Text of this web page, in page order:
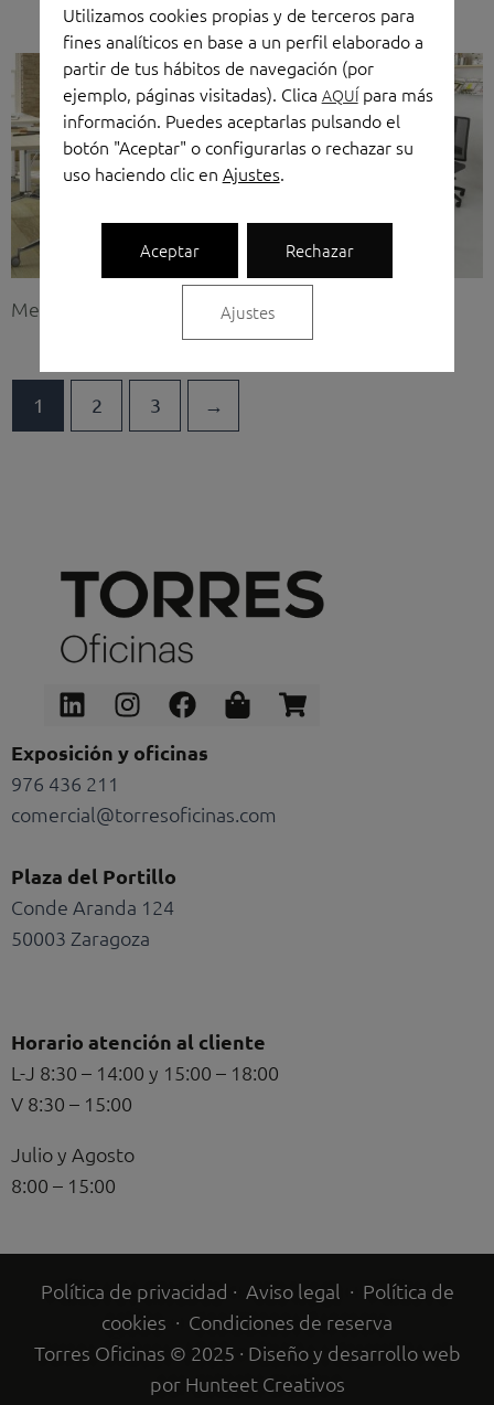
Mesa colectividades Net Mesa de oficina Born
1 2 3 →
LinkedinInstagram
Facebook
Shopping-
bag
Shopping-
cart
Exposición y oficinas
976 436 211
comercial@torresoficinas.com
Plaza del Portillo
Conde Aranda 124
50003 Zaragoza
Horario atención al cliente
L-J 8:30 – 14:00 y 15:00 – 18:00
V 8:30 – 15:00
Julio y Agosto
8:00 – 15:00
Política de privacidad · Aviso legal · Política de
cookies · Condiciones de reserva
Torres Oficinas © 2025 · Diseño y desarrollo web
por Hunteet Creativos
Utilizamos cookies propias y de terceros para
fines analíticos en base a un perfil elaborado a
partir de tus hábitos de navegación (por
ejemplo, páginas visitadas). Clica AQUÍpara más
información. Puedes aceptarlas pulsando el
botón "Aceptar" o configurarlas o rechazar su
uso haciendo clic en Ajustes.
Aceptar Rechazar
Ajustes